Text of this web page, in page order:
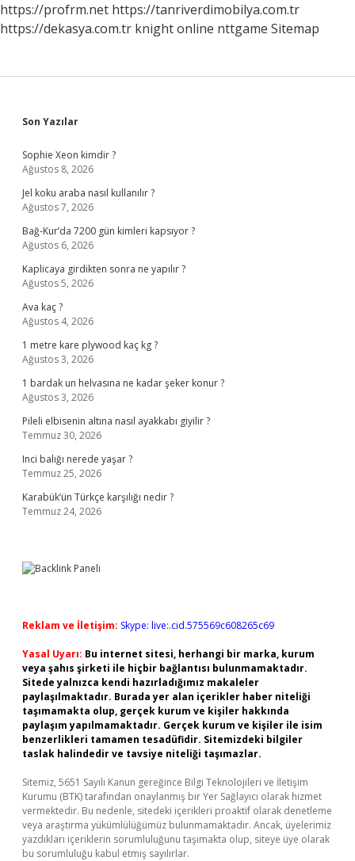
https://profrm.net https://tanriverdimobilya.com.tr
https://dekasya.com.tr knight online nttgame Sitemap
Sidebar
Son Yazılar
Sophie Xeon kimdir ?
Ağustos 8, 2026
Jel koku araba nasıl kullanılır ?
Ağustos 7, 2026
Bağ-Kur’da 7200 gün kimleri kapsıyor ?
Ağustos 6, 2026
Kaplicaya girdikten sonra ne yapılır ?
Ağustos 5, 2026
Ava kaç ?
Ağustos 4, 2026
1 metre kare plywood kaç kg ?
Ağustos 3, 2026
1 bardak un helvasına ne kadar şeker konur ?
Ağustos 3, 2026
Pileli elbisenin altına nasıl ayakkabı giyilir ?
Temmuz 30, 2026
Inci balığı nerede yaşar ?
Temmuz 25, 2026
Karabük’ün Türkçe karşılığı nedir ?
Temmuz 24, 2026
Reklam ve İletişim: Skype: live:.cid.575569c608265c69
Yasal Uyarı: Bu internet sitesi, herhangi bir marka, kurum
veya şahıs şirketi ile hiçbir bağlantısı bulunmamaktadır.
Sitede yalnızca kendi hazırladığımız makaleler
paylaşılmaktadır. Burada yer alan içerikler haber niteliği
taşımamakta olup, gerçek kurum ve kişiler hakkında
paylaşım yapılmamaktadır. Gerçek kurum ve kişiler ile isim
benzerlikleri tamamen tesadüfidir. Sitemizdeki bilgiler
taslak halindedir ve tavsiye niteliği taşımazlar.
Sitemiz, 5651 Sayılı Kanun gereğince Bilgi Teknolojileri ve İletişim
Kurumu (BTK) tarafından onaylanmış bir Yer Sağlayıcı olarak hizmet
vermektedir. Bu nedenle, sitedeki içerikleri proaktif olarak denetleme
veya araştırma yükümlülüğümüz bulunmamaktadır. Ancak, üyelerimiz
yazdıkları içeriklerin sorumluluğunu taşımakta olup, siteye üye olarak
bu sorumluluğu kabul etmiş sayılırlar.